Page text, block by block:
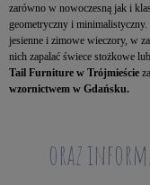
zarówno w nowoczesną jak i
geometryczny i
jesienne i zimowe wieczory, w
nich zapalać świece stożkowe
Tail Furniture w Trójmieście
wzornictwem w Gdańsku.
oraz